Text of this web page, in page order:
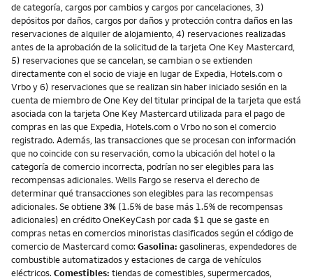
de categoría, cargos por cambios y cargos por cancelaciones, 3)
depósitos por daños, cargos por daños y protección contra daños en las
reservaciones de alquiler de alojamiento, 4) reservaciones realizadas
antes de la aprobación de la solicitud de la tarjeta One Key Mastercard,
5) reservaciones que se cancelan, se cambian o se extienden
directamente con el socio de viaje en lugar de Expedia, Hotels.com o
Vrbo y 6) reservaciones que se realizan sin haber iniciado sesión en la
cuenta de miembro de One Key del titular principal de la tarjeta que está
asociada con la tarjeta One Key Mastercard utilizada para el pago de
compras en las que Expedia, Hotels.com o Vrbo no son el comercio
registrado. Además, las transacciones que se procesan con información
que no coincide con su reservación, como la ubicación del hotel o la
categoría de comercio incorrecta, podrían no ser elegibles para las
recompensas adicionales. Wells Fargo se reserva el derecho de
determinar qué transacciones son elegibles para las recompensas
adicionales. Se obtiene 3% (1.5% de base más 1.5% de recompensas
adicionales) en crédito OneKeyCash por cada $1 que se gaste en
compras netas en comercios minoristas clasificados según el código de
comercio de Mastercard como: Gasolina: gasolineras, expendedores de
combustible automatizados y estaciones de carga de vehículos
eléctricos. Comestibles: tiendas de comestibles, supermercados,